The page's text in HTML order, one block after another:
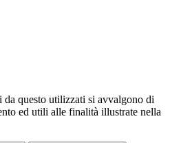
questo utilizzati si avvalgono di
ed utili alle finalità illustrate nella